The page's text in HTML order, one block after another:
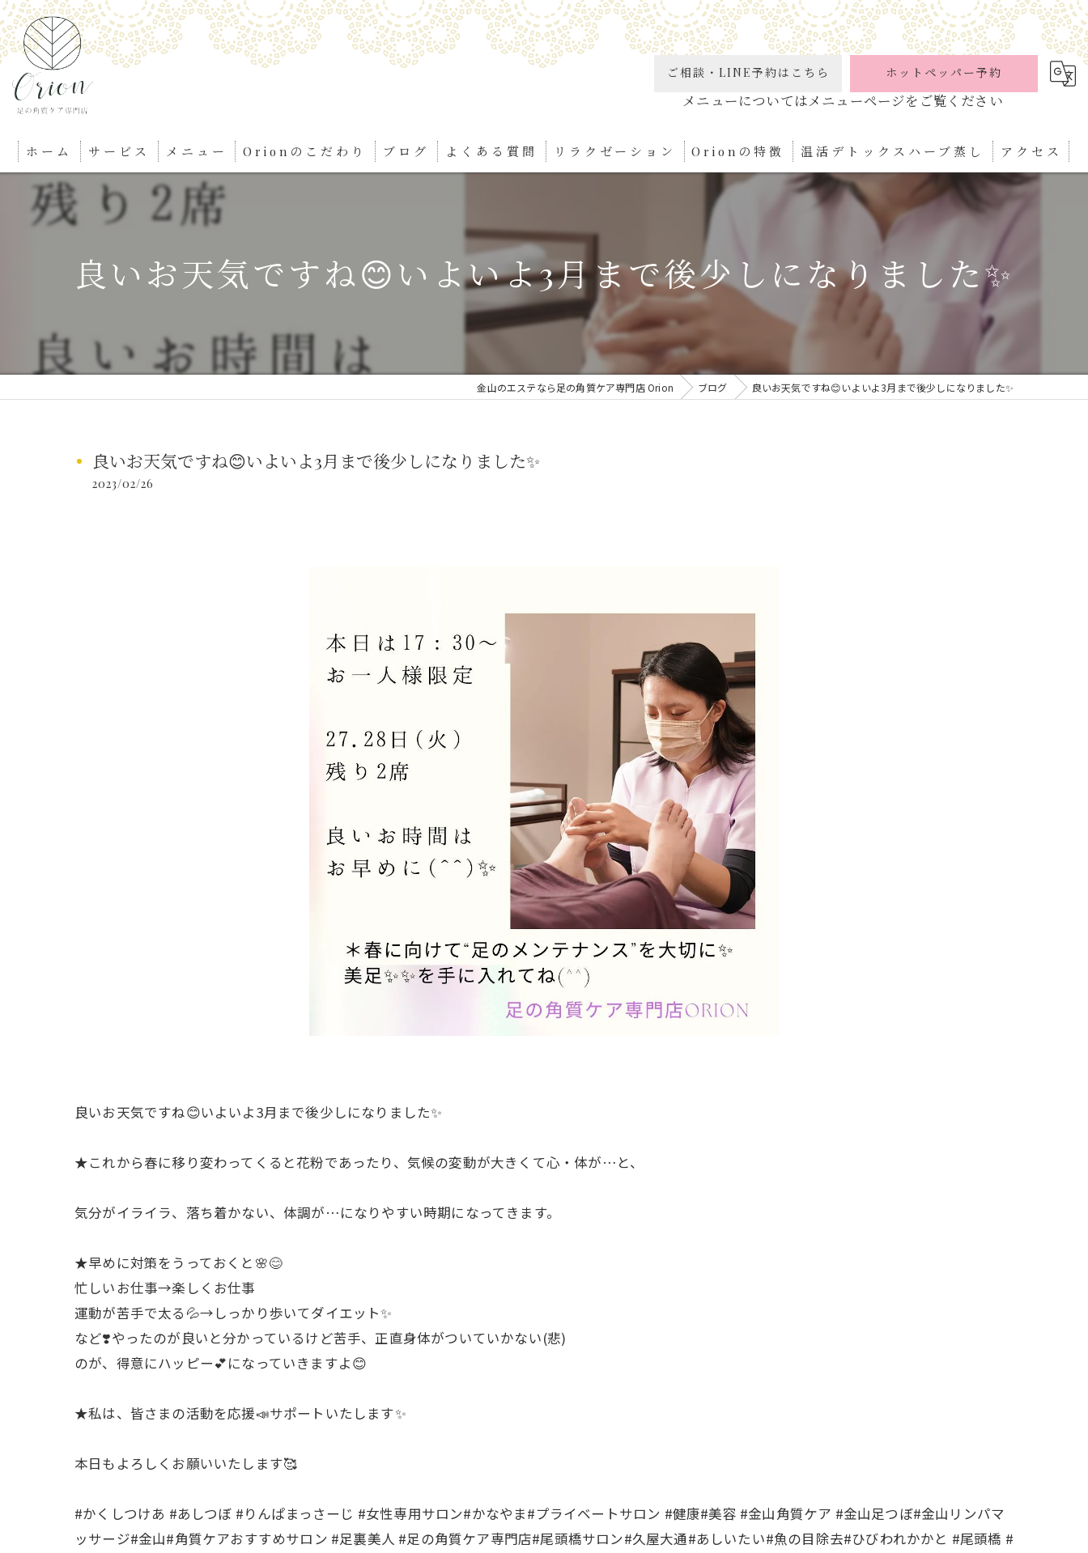
ご相談・LINE予約はこちら ホットペッパー予約
ホーム サービス メニュー Orionのこだわり ブログ よくある質問 リラクゼーション Orionの特徴
角質ケア
リンパ
足つぼ
温活デトックスハーブ蒸し アクセス
良いお天気ですね😊いよいよ3月まで後少しになりました✨
金山のエステなら足の角質ケア専門店 Orion ブログ 良いお天気ですね😊いよいよ3月まで後少しになりました✨
良いお天気ですね😊いよいよ3月まで後少しになりました✨
2023/02/26
良いお天気ですね😊いよいよ3月まで後少しになりました✨
★これから春に移り変わってくると花粉であったり、気候の変動が大きくて心・体が…と、
気分がイライラ、落ち着かない、体調が…になりやすい時期になってきます。
★早めに対策をうっておくと🌸😊
忙しいお仕事→楽しくお仕事
運動が苦手で太る💦→しっかり歩いてダイエット✨
など❣️やったのが良いと分かっているけど苦手、正直身体がついていかない(悲)
のが、得意にハッピー💕になっていきますよ😊
★私は、皆さまの活動を応援📣サポートいたします✨
本日もよろしくお願いいたします🥰
#かくしつけあ #あしつぼ #りんぱまっさーじ #女性専用サロン#かなやま#プライベートサロン #健康#美容 #金山角質ケア #金山足つぼ#金山リンパマ
ッサージ#金山#角質ケアおすすめサロン #足裏美人 #足の角質ケア専門店#尾頭橋サロン#久屋大通#あしいたい#魚の目除去#ひびわれかかと #尾頭橋 #